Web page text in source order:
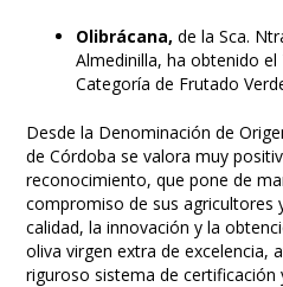
Olibrácana, de la Sca.
Almedinilla, ha obtenido
Categoría de Frutado
Desde la Denominación de
de Córdoba se valora muy
reconocimiento, que pone de
compromiso de sus agricultores
calidad, la innovación y la
oliva virgen extra de excelencia,
riguroso sistema de certificación